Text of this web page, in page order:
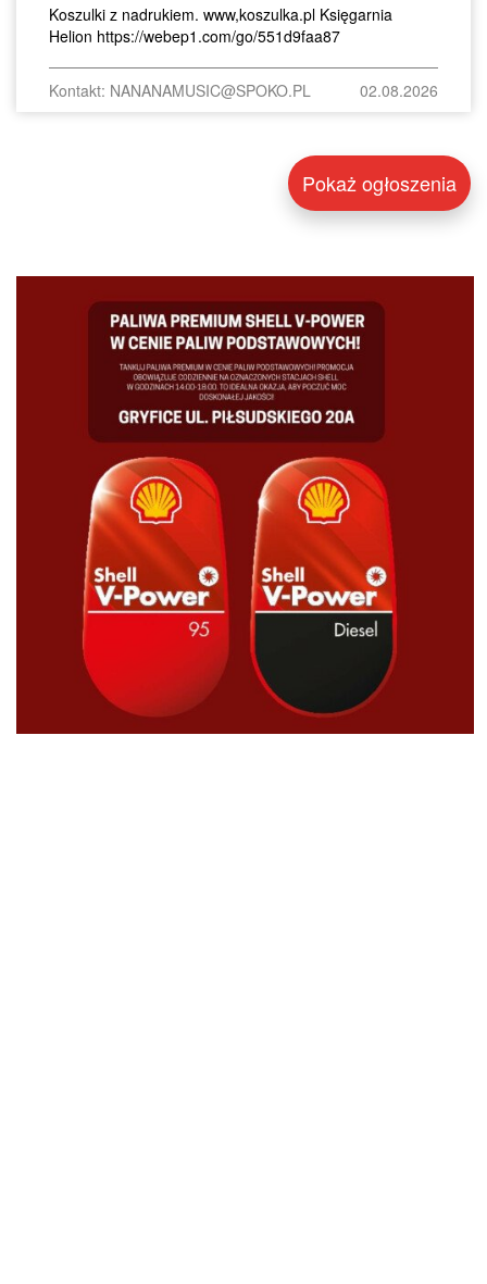
Koszulki z nadrukiem. www,koszulka.pl Księgarnia
Helion https://webep1.com/go/551d9faa87
Kontakt: NANANAMUSIC@SPOKO.PL 02.08.2026
Pokaż ogłoszenia